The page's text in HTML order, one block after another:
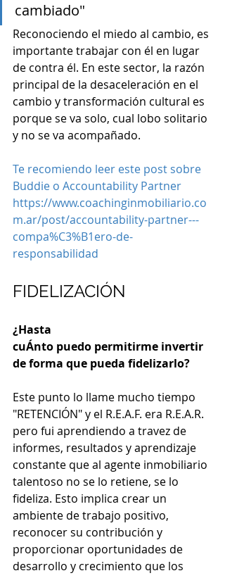
cambiado"
Reconociendo el miedo al cambio, es
importante trabajar con él en lugar
de contra él. En este sector, la razón
principal de la desaceleración en el
cambio y transformación cultural es
porque se va solo, cual lobo solitario
y no se va acompañado.
Te recomiendo leer este post sobre
Buddie o Accountability Partner
https://www.coachinginmobiliario.co
m.ar/post/accountability-partner---
compa%C3%B1ero-de-
responsabilidad
FIDELIZACIÓN
¿Hasta
cuÁnto puedo permitirme invertir
de forma que pueda fidelizarlo?
Este punto lo llame mucho tiempo
"RETENCIÓN" y el R.E.A.F. era R.E.A.R.
pero fui aprendiendo a travez de
informes, resultados y aprendizaje
constante que al agente inmobiliario
talentoso no se lo retiene, se lo
fideliza. Esto implica crear un
ambiente de trabajo positivo,
reconocer su contribución y
proporcionar oportunidades de
desarrollo y crecimiento que los